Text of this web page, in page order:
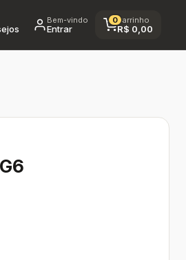
Bem-vindo
Entrar
0Carrinho
R$ 0,00